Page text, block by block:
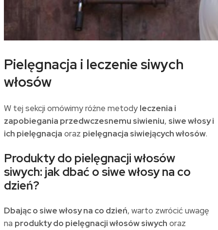
Pielęgnacja i leczenie siwych
włosów
W tej sekcji omówimy różne metody leczenia i
zapobiegania przedwczesnemu siwieniu, siwe włosy i
ich pielęgnacja oraz pielęgnacja siwiejących włosów.
Produkty do pielęgnacji włosów
siwych: jak dbać o siwe włosy na co
dzień?
Dbając o siwe włosy na co dzień, warto zwrócić uwagę
na produkty do pielęgnacji włosów siwych oraz